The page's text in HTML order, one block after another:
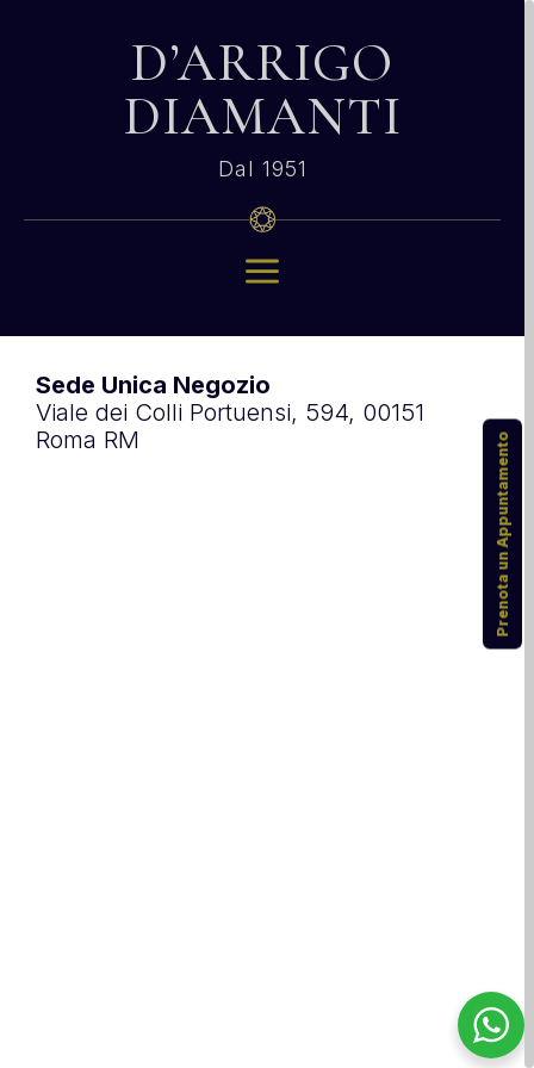
D’ARRIGO
DIAMANTI
Dal 1951
a
Sede Unica Negozio
Viale dei Colli Portuensi, 594, 00151
Roma RM
Prenota un Appuntamento